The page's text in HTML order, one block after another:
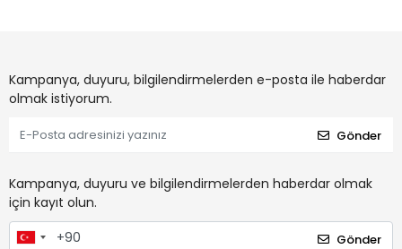
Kampanya, duyuru, bilgilendirmelerden e-posta ile haberdar
olmak istiyorum.
Gönder
Kampanya, duyuru ve bilgilendirmelerden haberdar olmak
için kayıt olun.
Gönder